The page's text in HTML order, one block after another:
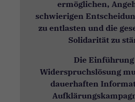
ermöglichen,
schwierigen
zu entlasten und die
Solidarität zu
Die
Widerspruchslösung
dauerhaften